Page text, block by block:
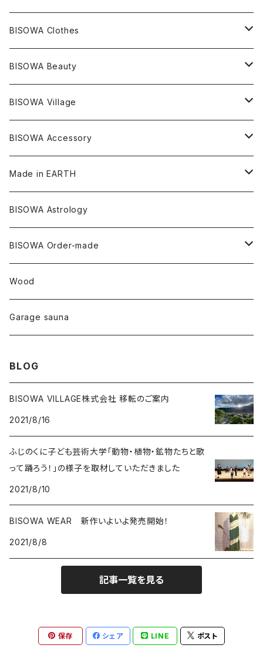
ツインソウル
メタモルフォーゼス
クォーツインクォーツ
デュモルチェライト
タンザナイト
ムーンストーン
ルチルクォーツ
ハーキマーダイアモンド
スモーキークォーツ
ガーデンクォーツ
パイライト
ブラジル
中国
アメリカ
Others
宇佐美聖子
Others
リング
サンキャッチャー
ヘアアクセサリー
イヤリング
キーホルダー
オーガニックコットン
ヘンプ
オーガニックコットン
T-SHIRT
オーガニックコットン
ヘンプコットン
leggings
ヘンプ
オーガニックコットン
Others
ヘンプ
オーガニックコットン
Underwear
Music
宇佐美聖子
Niceness Music
浄化アイテム
Cosmic Hemp 麻炭
セージ
オラクルカード
キャンドル
HAZE 和蝋燭
縁キャンドル
陶器
大蝶恵美子
Tomoko Uemura Art 麻炭陶器
Cosmic hemp
YUGEN GLASS
others
foods
能作
BISOWA Clothes
麻
絹
Others
オーガニックコットン
バンブー
オーガニックフリース
BISOWA Beauty
ヘンプオイル
BISOWA Village
Bisowa Club Room
BISOWA Accessory
ヘアゴム
宇佐美聖子
Made in EARTH
Misakubo Japan
碧-AOI-の松葉天然酵母パン
Uwajima Japan
BISOWA Astrology
BISOWA Order-made
∞Seiko Usami∞
Wood
Garage sauna
BLOG
BISOWA VILLAGE株式会社 移転のご案内
2021/8/16
ふじのくに子ども芸術大学「動物・植物・鉱物たちと歌
って踊ろう！」の様子を取材していただきました
2021/8/10
BISOWA WEAR 新作いよいよ発売開始！
2021/8/8
記事一覧を見る
保存 シェア LINE ポスト